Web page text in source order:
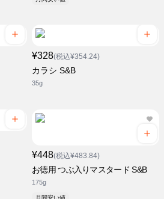
¥328(税込¥354.24)
カラシ S&B
35g
¥448(税込¥483.84)
お徳用 つぶ入りマスタード S&B
175g
月間安い値